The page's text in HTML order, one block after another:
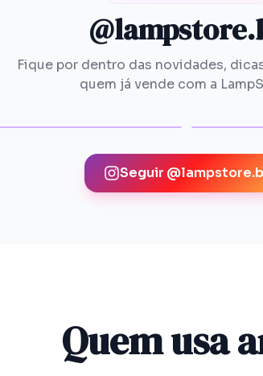
@
Fique por dentro das novidades,
quem já vende com a
Seguir @
Quem usa